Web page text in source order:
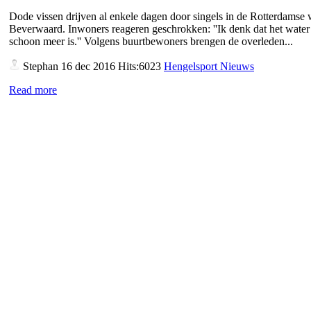
Dode vissen drijven al enkele dagen door singels in de Rotterdamse
Beverwaard. Inwoners reageren geschrokken: ''Ik denk dat het
schoon meer is.'' Volgens buurtbewoners brengen de overleden...
Stephan 16 dec 2016 Hits:6023 Hengelsport Nieuws
Read more